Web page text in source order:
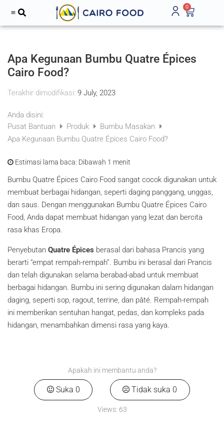
0
Apa Kegunaan Bumbu Quatre Épices
Cairo Food?
Terakhir dimodifikasi: 9 July, 2023
Anda disini:
Pusat Bantuan
Produk
Bumbu Masakan
Apa Kegunaan Bumbu Quatre Épices Cairo Food?
Estimasi lama baca: Dibawah 1 menit
Bumbu Quatre Épices Cairo Food sangat cocok digunakan untuk
membuat berbagai hidangan, seperti daging panggang, unggas,
dan saus. Dengan menggunakan Bumbu Quatre Épices Cairo
Food, Anda dapat membuat hidangan yang lezat dan bercita
rasa khas Eropa.
Penyebutan Quatre Épices berasal dari bahasa Prancis yang
berarti “empat rempah-rempah”. Bumbu ini berasal dari Prancis
dan telah digunakan selama berabad-abad untuk membuat
berbagai hidangan. Bumbu ini sering digunakan dalam hidangan
daging, seperti sop, ragout, terrine, dan pâté. Rempah-rempah
ini memberikan sentuhan hangat, pedas, dan kompleks pada
hidangan, menambahkan dimensi rasa yang kaya.
Apakah ini membantu anda?
Suka 0 Tidak suka 0
Views: 63